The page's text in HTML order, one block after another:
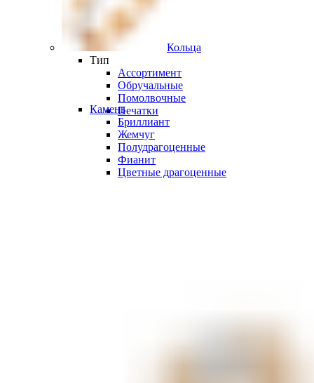
Кольца
Тип
Ассортимент
Обручальные
Помолвочные
Печатки
Камень
Бриллиант
Жемчуг
Полудрагоценные
Фианит
Цветные драгоценные